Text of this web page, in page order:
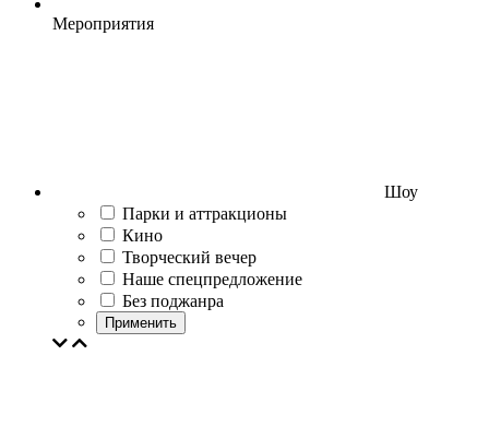
Мероприятия
Шоу
Парки и аттракционы
Кино
Творческий вечер
Наше спецпредложение
Без поджанра
Применить